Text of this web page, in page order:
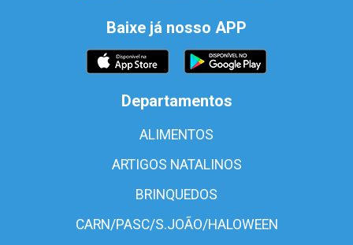
Baixe já nosso APP
Departamentos
ALIMENTOS
ARTIGOS NATALINOS
BRINQUEDOS
CARN/PASC/S.JOÃO/HALOWEEN